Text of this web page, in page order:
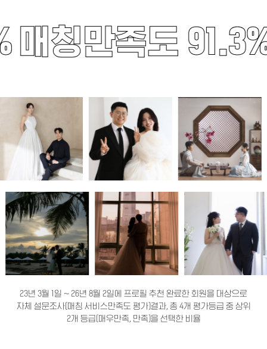
매칭만족도
23년 3월 1일 ~ 26년 8월 2일에 프로필 추천 완료한 회원을 대상으로
자체 설문조사(매칭 서비스만족도 평가)결과, 총 4개 평가등급 중 상위
2개 등급(매우만족, 만족)을 선택한 비율